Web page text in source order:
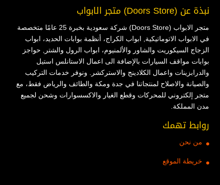
نبذة عن (Doors Store) متجر الابواب
متجر الابواب (Doors Store) شركة سعودية بخبرة 25 عامًا متخصصة
في الابواب الاتوماتيكية, ابواب الكراج، أنظمة بوابات الحديد، ابواب
الزجاج السيكوريت والشاور والألمنيوم، ابواب الرول والشتر, حواجز
بوابات مواقف السيارات بالإضافة الى اعمال الاستانلس استيل
والدرابزينات واعمال الكلادينج والاستركشر. ونوفر خدمات التركيب
والصيانة والاصلاح لمنتجاتنا في جدة ومكة والطائف والرياض فقط، مع
متجر إلكتروني للمحركات وقطع الغيار والاكسسوارات وشحن لجميع
مدن المملكة.
روابط تهمك
من نحن
خريطة الموقع